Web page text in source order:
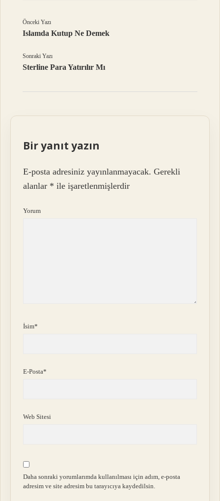
Önceki Yazı
Islamda Kutup Ne Demek
Sonraki Yazı
Sterline Para Yatırılır Mı
Bir yanıt yazın
E-posta adresiniz yayınlanmayacak. Gerekli
alanlar * ile işaretlenmişlerdir
Yorum
İsim*
E-Posta*
Web Sitesi
Daha sonraki yorumlarımda kullanılması için adım, e-posta
adresim ve site adresim bu tarayıcıya kaydedilsin.